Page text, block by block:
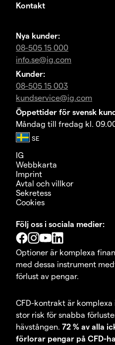
Kontakt
Nya kunder:
08-505 15 000
info.se@ig.com
Kunder:
08-505 15 003
kundservice@ig.com
Öppettider för svensk
Måndag till fredag kl.
IG
Webbkarta
Imprint
Avtal och villkor
Sekretess
Cookies
Följ oss i sociala medier:
Optioner är komplexa
med dessa instrument
förlust av pengar.
CFD-kontrakt är
stor risk för snabba
hävstången. 72 % av alla
förlorar pengar på CFD-